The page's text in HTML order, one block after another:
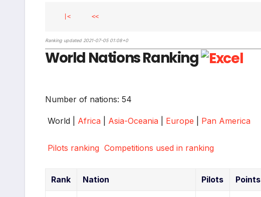
|< <<
Ranking updated 2021-07-05 01:08+0
World Nations Ranking
Number of nations: 54
World | Africa Asia-Oceania Europe Pan America
Pilots ranking Competitions used in ranking
Rank Nation Pilots Points